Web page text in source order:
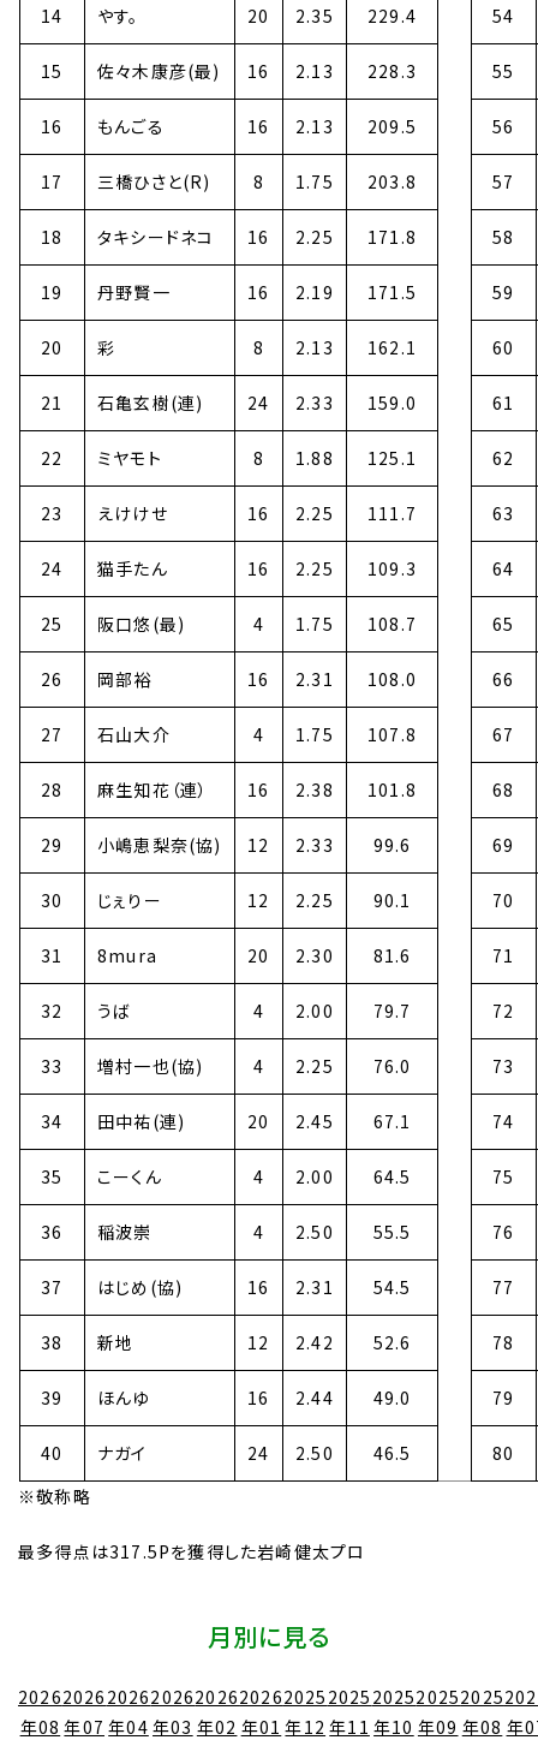
14 やす。 20 2.35 229.4 54
15 佐々木康彦(最) 16 2.13 228.3 55
16 もんごる 16 2.13 209.5 56
17 三橋ひさと(R) 8 1.75 203.8 57
18 タキシードネコ 16 2.25 171.8 58
19 丹野賢一 16 2.19 171.5 59
20 彩 8 2.13 162.1 60
21 石亀玄樹(連) 24 2.33 159.0 61
22 ミヤモト 8 1.88 125.1 62
23 えけけせ 16 2.25 111.7 63
24 猫手たん 16 2.25 109.3 64
25 阪口悠(最) 4 1.75 108.7 65
26 岡部裕 16 2.31 108.0 66
27 石山大介 4 1.75 107.8 67
28 麻生知花（連） 16 2.38 101.8 68
29 小嶋恵梨奈(協) 12 2.33 99.6 69
30 じぇりー 12 2.25 90.1 70
31 8mura 20 2.30 81.6 71
32 うば 4 2.00 79.7 72
33 増村一也(協) 4 2.25 76.0 73
34 田中祐(連) 20 2.45 67.1 74
35 こーくん 4 2.00 64.5 75
36 稲波崇 4 2.50 55.5 76
37 はじめ(協) 16 2.31 54.5 77
38 新地 12 2.42 52.6 78
39 ほんゆ 16 2.44 49.0 79
40 ナガイ 24 2.50 46.5
80
※敬称略
最多得点は317.5Pを獲得した岩崎健太プロ
月別に見る
2026
年08
2026
年07
2026
年04
2026
年03
2026
年02
2026
年01
2025
年12
2025
年11
2025
年10
2025
年09
2025
年08 年